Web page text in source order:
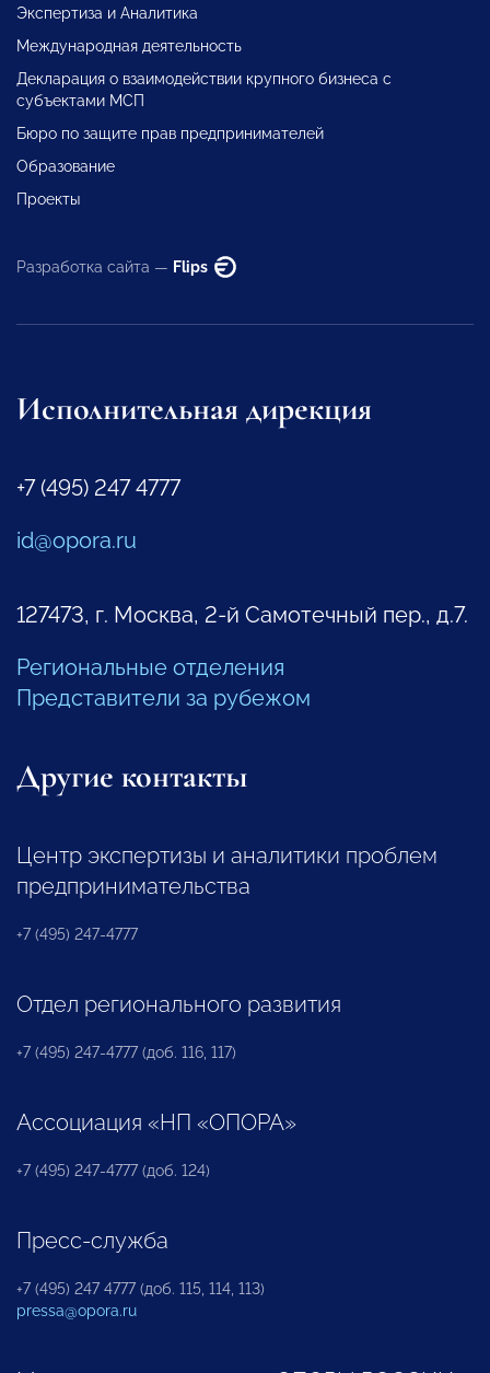
Экспертиза и Аналитика
Международная деятельность
Декларация о взаимодействии крупного бизнеса с
субъектами МСП
Бюро по защите прав предпринимателей
Образование
Проекты
Разработка сайта — Flips
Исполнительная дирекция
+7 (495) 247 4777
id@opora.ru
127473, г. Москва, 2-й Самотечный пер., д.7.
Региональные отделения
Представители за рубежом
Другие контакты
Центр экспертизы и аналитики проблем
предпринимательства
+7 (495) 247-4777
Отдел регионального развития
+7 (495) 247-4777 (доб. 116, 117)
Ассоциация «НП «ОПОРА»
+7 (495) 247-4777 (доб. 124)
Пресс-служба
+7 (495) 247 4777 (доб. 115, 114, 113)
pressa@opora.ru